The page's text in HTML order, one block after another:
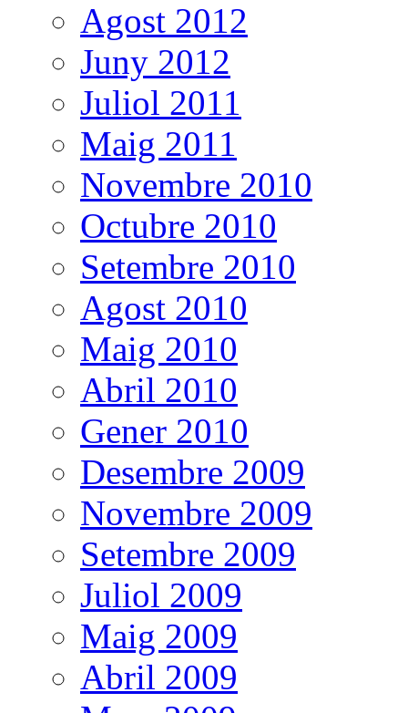
Agost 2012
Juny 2012
Juliol 2011
Maig 2011
Novembre 2010
Octubre 2010
Setembre 2010
Agost 2010
Maig 2010
Abril 2010
Gener 2010
Desembre 2009
Novembre 2009
Setembre 2009
Juliol 2009
Maig 2009
Abril 2009